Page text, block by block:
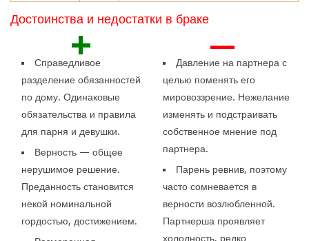
Достоинства и недостатки в браке
+
Справедливое
разделение обязанностей
по дому. Одинаковые
обязательства и правила
для парня и девушки.
Верность — общее
нерушимое решение.
Преданность становится
некой номинальной
гордостью, достижением.
—
Давление на партнера с
целью поменять его
мировоззрение. Нежелание
изменять и подстраивать
собственное мнение под
партнера.
Парень ревнив, поэтому
часто сомневается в
верности возлюбленной.
Партнерша проявляет
холодность, редко